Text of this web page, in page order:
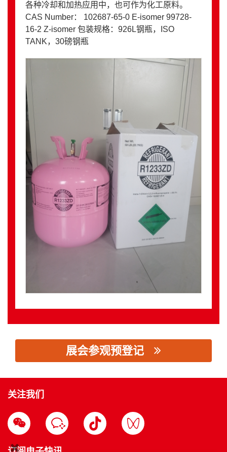
各种冷却和加热应用中，也可作为化工原料。
CAS Number： 102687-65-0 E-isomer 99728-
16-2 Z-isomer 包装规格：926L钢瓶，ISO
TANK，30磅钢瓶
展会参观预登记
关注我们